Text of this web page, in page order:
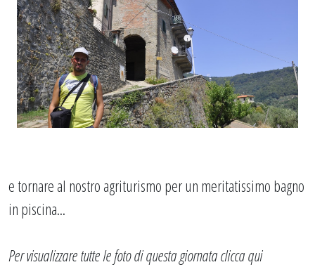
e tornare al nostro agriturismo per un meritatissimo bagno
in piscina...
Per visualizzare tutte le foto di questa giornataclicca qui